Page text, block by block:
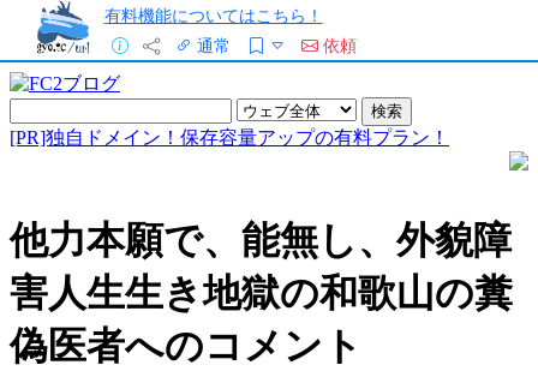
有料機能についてはこちら！
通常
依頼